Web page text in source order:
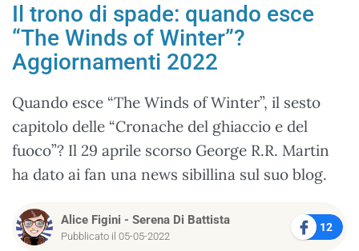
Il trono di spade: quando esce
“The Winds of Winter”?
Aggiornamenti 2022
Quando esce “The Winds of Winter”, il sesto
capitolo delle “Cronache del ghiaccio e del
fuoco”? Il 29 aprile scorso George R.R. Martin
ha dato ai fan una news sibillina sul suo blog.
Alice Figini - Serena Di Battista
Pubblicato il 05-05-2022
12